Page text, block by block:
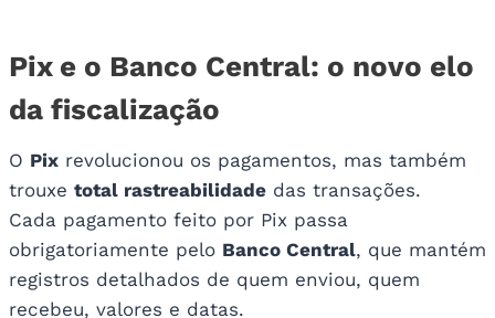
Pix e o Banco Central: o novo elo
da fiscalização
O Pix revolucionou os pagamentos, mas também
trouxe total rastreabilidade das transações.
Cada pagamento feito por Pix passa
obrigatoriamente pelo Banco Central, que mantém
registros detalhados de quem enviou, quem
recebeu, valores e datas.